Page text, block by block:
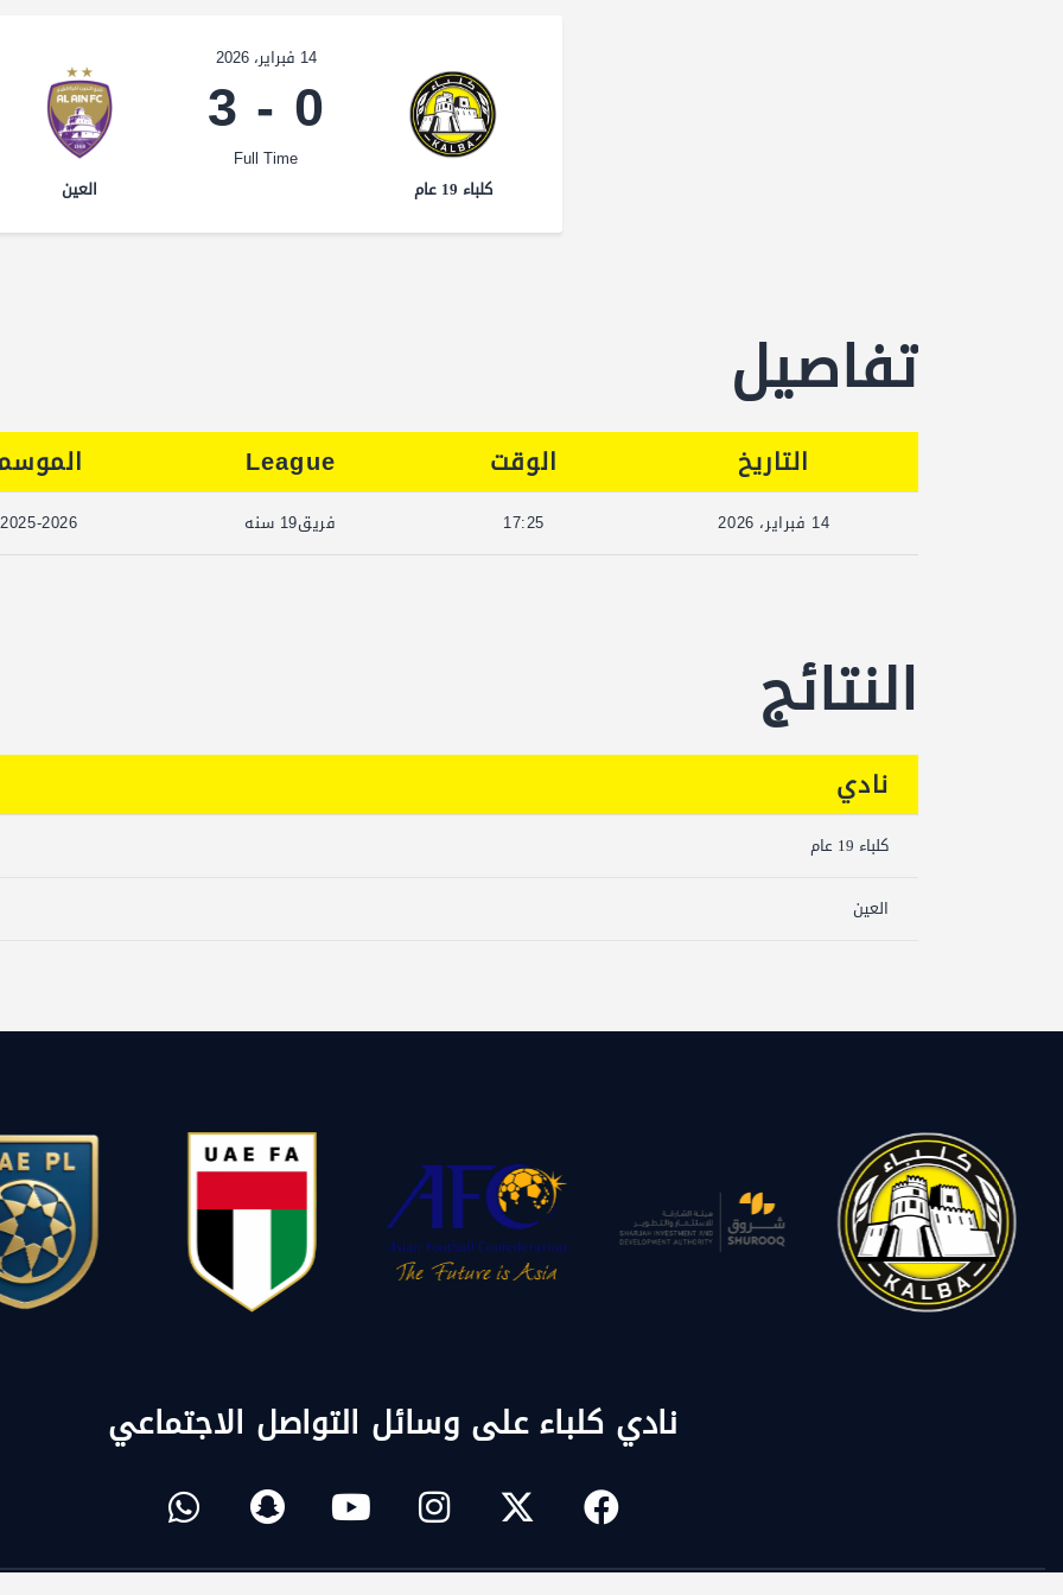
كلباء 19 عام العين
14 فبراير، 2026
0
-
3Full Time
تفاصيل
التاريخ الوقت League
14 فبراير، 2026 17:25 فريق19 سنه 2025-2026
النتائج
نادي
كلباء 19 عام
العين
نادي كلباء على وسائل التواصل الاجتماعي